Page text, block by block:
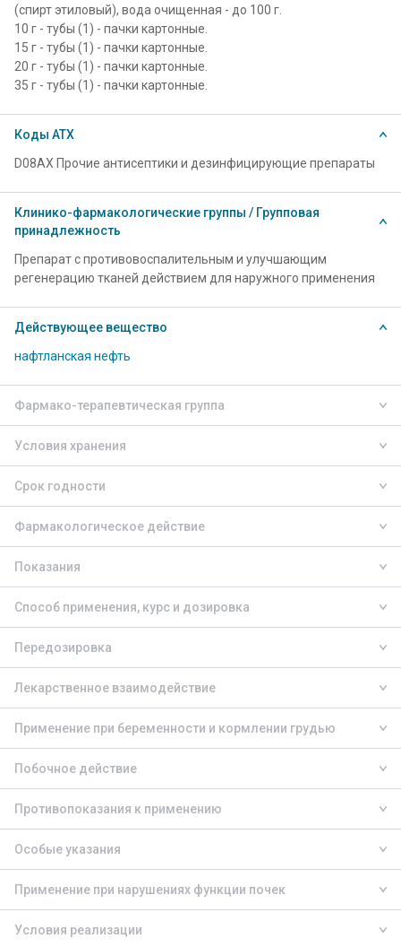
(спирт этиловый), вода очищенная - до 100 г.
10 г - тубы (1) - пачки картонные.
15 г - тубы (1) - пачки картонные.
20 г - тубы (1) - пачки картонные.
35 г - тубы (1) - пачки картонные.
Коды АТХ
D08AX Прочие антисептики и дезинфицирующие препараты
Клинико-фармакологические группы / Групповая
принадлежность
Препарат с противовоспалительным и улучшающим
регенерацию тканей действием для наружного применения
Действующее вещество
нафтланская нефть
Фармако-терапевтическая группа
Условия хранения
Срок годности
Фармакологическое действие
Показания
Способ применения, курс и дозировка
Передозировка
Лекарственное взаимодействие
Применение при беременности и кормлении грудью
Побочное действие
Противопоказания к применению
Особые указания
Применение при нарушениях функции почек
Условия реализации